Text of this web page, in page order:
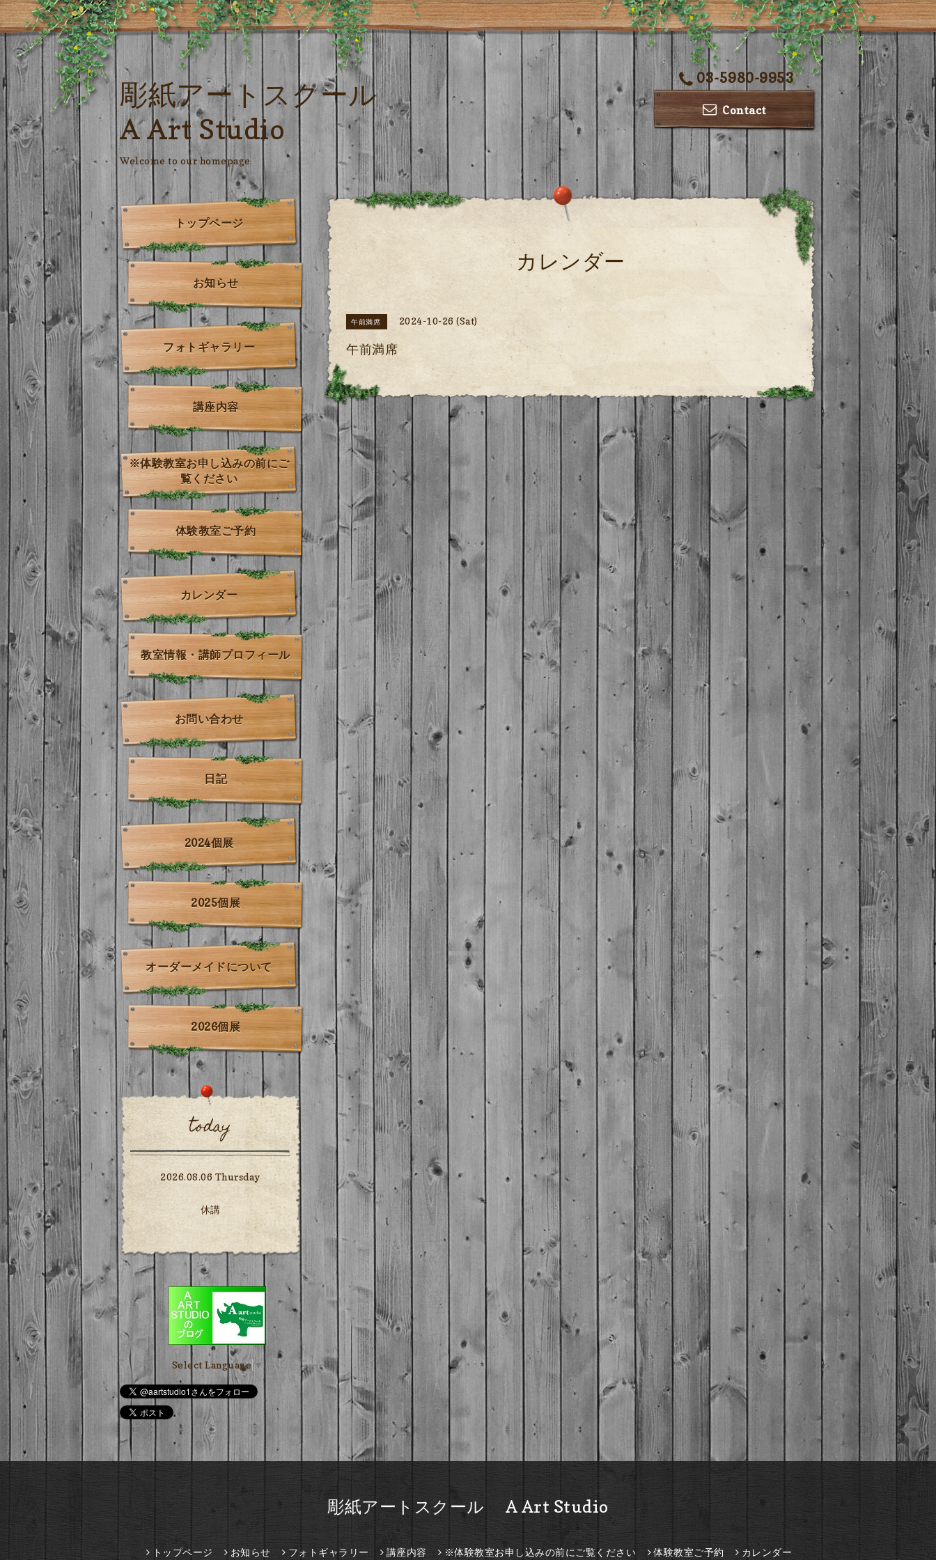
03-5980-9953
Contact
彫紙アートスクール
A Art Studio
Welcome to our homepage
カレンダー
午前満席 2024-10-26 (Sat)
午前満席
トップページ
お知らせ
フォトギャラリー
講座内容
※体験教室お申し込みの前にご
覧ください
体験教室ご予約
カレンダー
教室情報・講師プロフィール
お問い合わせ
日記
2024個展
2025個展
オーダーメイドについて
2026個展
today
2026.08.06 Thursday
休講
Select Language▼
彫紙アートスクール A Art Studio
トップページ お知らせ フォトギャラリー 講座内容 ※体験教室お申し込みの前にご覧ください 体験教室ご予約 カレンダー